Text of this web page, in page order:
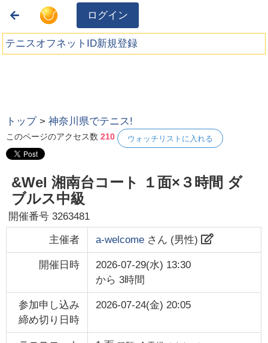
ログイン
テニスオフネットID新規登録
トップ >神奈川県でテニス!
このページのアクセス数210 ウォッチリストに入れる
&Wel 湘南台コート １面×３時間 ダ
ブルス中級
開催番号3263481
主催者 a-welcomeさん (男性)
開催日時
2026-07-29(水) 13:30
から 3時間
参加申し込み
締め切り日時
2026-07-24(金) 20:05